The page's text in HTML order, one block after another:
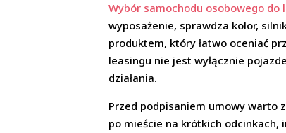
Wybór samochodu osobowego do
wyposażenie, sprawdza kolor,
produktem, który łatwo oceniać
leasingu nie jest wyłącznie
działania.
Przed podpisaniem umowy warto
po mieście na krótkich